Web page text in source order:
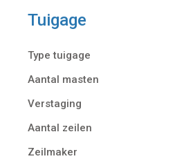
Tuigage
Type tuigage
Aantal masten
Verstaging
Aantal zeilen
Zeilmaker